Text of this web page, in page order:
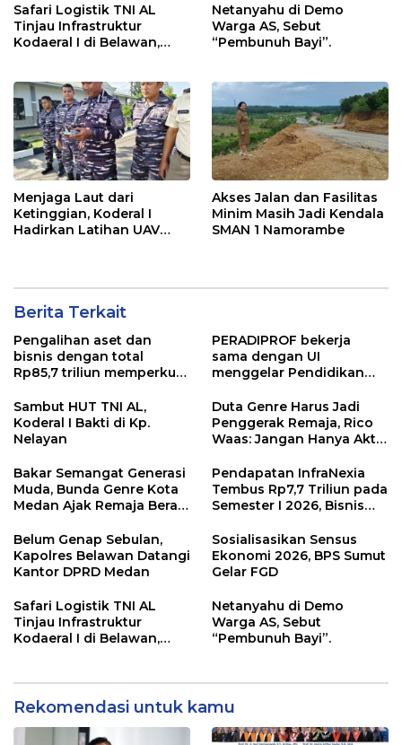
Safari Logistik TNI AL
Tinjau Infrastruktur
Kodaeral I di Belawan,
Netanyahu di Demo
Warga AS, Sebut
“Pembunuh Bayi”.
Menjaga Laut dari
Ketinggian, Koderal I
Hadirkan Latihan UAV
Akses Jalan dan Fasilitas
Minim Masih Jadi Kendala
SMAN 1 Namorambe
Berita Terkait
Pengalihan aset dan
bisnis dengan total
Rp85,7 triliun memperkuat
mengembangkan lebih
dari 90% aset jaringan
Telkom
PERADIPROF bekerja
sama dengan UI
menggelar Pendidikan
(PKPA)
Sambut HUT TNI AL,
Koderal I Bakti di Kp.
Nelayan
Duta Genre Harus Jadi
Penggerak Remaja, Rico
Waas: Jangan Hanya Aktif
Bakar Semangat Generasi
Muda, Bunda Genre Kota
Medan Ajak Remaja Berani
Pendapatan InfraNexia
Tembus Rp7,7 Triliun pada
Semester I 2026, Bisnis
Persen
Belum Genap Sebulan,
Kapolres Belawan Datangi
Kantor DPRD Medan
Sosialisasikan Sensus
Ekonomi 2026, BPS Sumut
Gelar FGD
Safari Logistik TNI AL
Tinjau Infrastruktur
Kodaeral I di Belawan,
Netanyahu di Demo
Warga AS, Sebut
“Pembunuh Bayi”.
Rekomendasi untuk kamu